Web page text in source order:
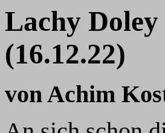
Lachy
(16.12.22)
von Achim